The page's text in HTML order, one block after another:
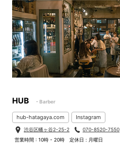
HUB - Barber
hub-hatagaya.com Instagram
渋谷区幡ヶ谷2-25-2
070-8520-7550
営業時間 : 10時 - 20時
定休日 : 月曜日